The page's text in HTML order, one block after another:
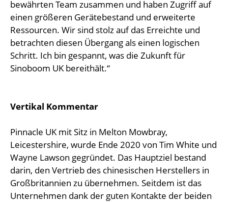
bewährten Team zusammen und haben Zugriff auf
einen größeren Gerätebestand und erweiterte
Ressourcen. Wir sind stolz auf das Erreichte und
betrachten diesen Übergang als einen logischen
Schritt. Ich bin gespannt, was die Zukunft für
Sinoboom UK bereithält.“
Vertikal Kommentar
Pinnacle UK mit Sitz in Melton Mowbray,
Leicestershire, wurde Ende 2020 von Tim White und
Wayne Lawson gegründet. Das Hauptziel bestand
darin, den Vertrieb des chinesischen Herstellers in
Großbritannien zu übernehmen. Seitdem ist das
Unternehmen dank der guten Kontakte der beiden